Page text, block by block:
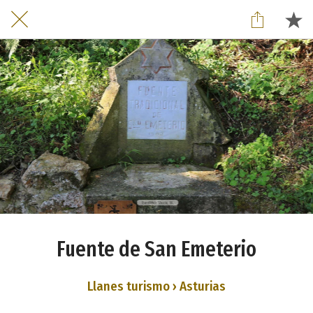
Fuente de San Emeterio
Llanes turismo › Asturias